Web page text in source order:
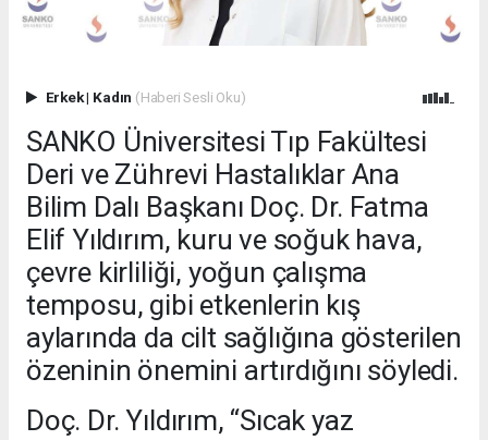
Erkek| Kadın (Haberi Sesli Oku)
SANKO Üniversitesi Tıp Fakültesi
Deri ve Zührevi Hastalıklar Ana
Bilim Dalı Başkanı Doç. Dr. Fatma
Elif Yıldırım, kuru ve soğuk hava,
çevre kirliliği, yoğun çalışma
temposu, gibi etkenlerin kış
aylarında da cilt sağlığına gösterilen
özeninin önemini artırdığını söyledi.
Doç. Dr. Yıldırım, “Sıcak yaz